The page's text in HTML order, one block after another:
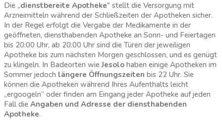
Die „dienstbereite Apotheke″ stellt die Versorgung mit
Arzneimitteln während der Schließzeiten der Apotheken sicher.
In der Regel erfolgt die Vergabe der Medikamente in der
geöffneten, diensthabenden Apotheke an Sonn- und Feiertagen
bis 20:00 Uhr, ab 20:00 Uhr sind die Türen der jeweiligen
Apotheke bis zum nächsten Morgen geschlossen, und es genügt
zu klingeln. In Badeorten wieJesolo haben einige Apotheken im
Sommer jedoch längere Öffnungszeiten bis 22 Uhr. Sie
können die Apotheken während Ihres Aufenthalts leicht
„ergoogeln” oder finden am Eingang jeder Apotheke auf jeden
Fall die Angaben und Adresse der diensthabenden
Apotheke.